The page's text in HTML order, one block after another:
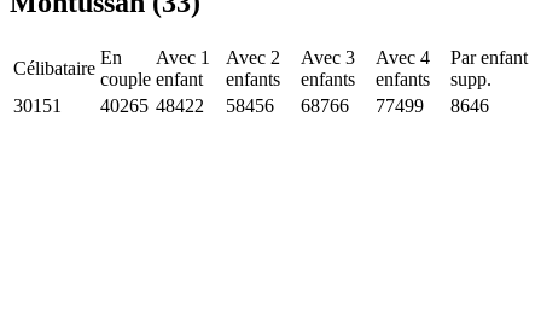
Célibataire
En
couple
Avec 1
enfant
Avec 2
enfants
Avec 3
enfants
Avec 4
enfants
Par enfant
supp.
30151
40265 48422 58456 68766 77499 8646